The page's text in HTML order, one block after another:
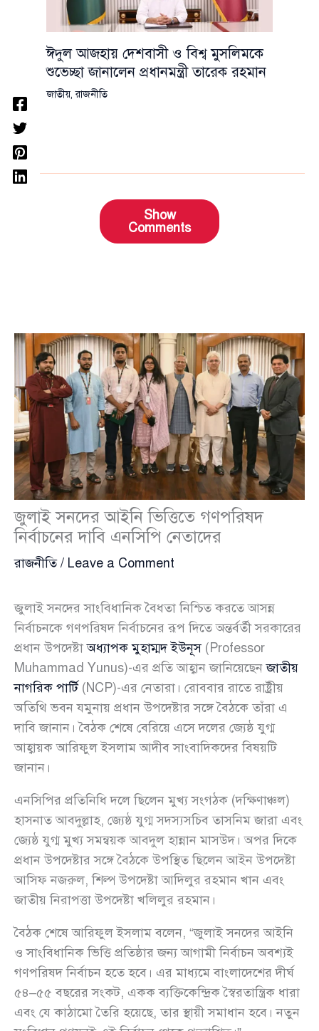
ঈদুল আজহায় দেশবাসী ও বিশ্ব মুসলিমকে
শুভেচ্ছা জানালেন প্রধানমন্ত্রী তারেক রহমান
জাতীয়,রাজনীতি
Show
Comments
জুলাই সনদের আইনি ভিত্তিতে গণপরিষদ
নির্বাচনের দাবি এনসিপি নেতাদের
রাজনীতি/ Leave a Comment
জুলাই সনদের সাংবিধানিক বৈধতা নিশ্চিত করতে আসন্ন
নির্বাচনকে গণপরিষদ নির্বাচনের রূপ দিতে অন্তর্বর্তী সরকারের
প্রধান উপদেষ্টাঅধ্যাপক মুহাম্মদ ইউনূস(Professor
Muhammad Yunus)-এর প্রতি আহ্বান জানিয়েছেনজাতীয়
নাগরিক পার্টি(NCP)-এর নেতারা। রোববার রাতে রাষ্ট্রীয়
অতিথি ভবন যমুনায় প্রধান উপদেষ্টার সঙ্গে বৈঠকে তাঁরা এ
দাবি জানান। বৈঠক শেষে বেরিয়ে এসে দলের জ্যেষ্ঠ যুগ্ম
আহ্বায়ক আরিফুল ইসলাম আদীব সাংবাদিকদের বিষয়টি
জানান।
এনসিপির প্রতিনিধি দলে ছিলেন মুখ্য সংগঠক (দক্ষিণাঞ্চল)
হাসনাত আবদুল্লাহ, জ্যেষ্ঠ যুগ্ম সদস্যসচিব তাসনিম জারা এবং
জ্যেষ্ঠ যুগ্ম মুখ্য সমন্বয়ক আবদুল হান্নান মাসউদ। অপর দিকে
প্রধান উপদেষ্টার সঙ্গে বৈঠকে উপস্থিত ছিলেন আইন উপদেষ্টা
আসিফ নজরুল, শিল্প উপদেষ্টা আদিলুর রহমান খান এবং
জাতীয় নিরাপত্তা উপদেষ্টা খলিলুর রহমান।
বৈঠক শেষে আরিফুল ইসলাম বলেন, “জুলাই সনদের আইনি
ও সাংবিধানিক ভিত্তি প্রতিষ্ঠার জন্য আগামী নির্বাচন অবশ্যই
গণপরিষদ নির্বাচন হতে হবে। এর মাধ্যমে বাংলাদেশের দীর্ঘ
৫৪–৫৫ বছরের সংকট, একক ব্যক্তিকেন্দ্রিক স্বৈরতান্ত্রিক ধারা
এবং যে কাঠামো তৈরি হয়েছে, তার স্থায়ী সমাধান হবে। নতুন